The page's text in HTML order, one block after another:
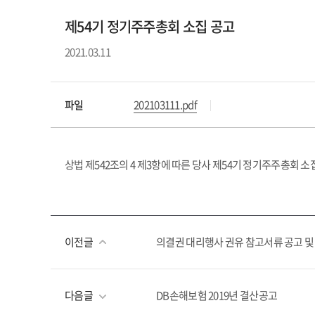
제54기 정기주주총회 소집 공고
2021.03.11
파일 202103111.pdf
상법 제542조의 4 제3항에 따른 당사 제54기 정기주주총회
이전글 의결권 대리행사 권유 참고서류 공고
다음글 DB손해보험 2019년 결산공고